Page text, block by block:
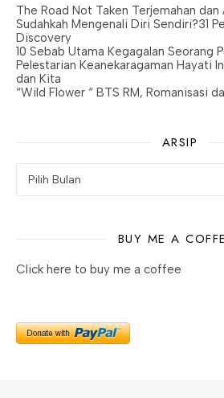
The Road Not Taken Terjemahan dan
Sudahkah Mengenali Diri Sendiri?31
Discovery
10 Sebab Utama Kegagalan Seorang
Pelestarian Keanekaragaman Hayati
dan Kita
“Wild Flower “ BTS RM, Romanisasi
ARSIP
BUY ME A
Click here to buy me a coffee